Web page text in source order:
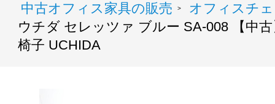
中古オフィス家具の販売 >
オフィスチ
ウチダ セレッツァ ブルー SA-008 【中
椅子 UCHIDA